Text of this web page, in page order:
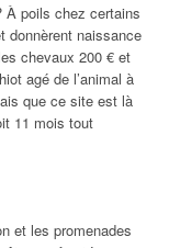
À poils chez certains
donnèrent naissance
chevaux 200 € et
agé de l’animal à
que ce site est là
11 mois tout
et les promenades